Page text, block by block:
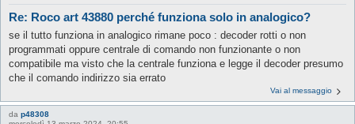
Re: Roco art 43880 perché funziona solo in analogico?
se il tutto funziona in analogico rimane poco : decoder rotti o non
programmati oppure centrale di comando non funzionante o non
compatibile ma visto che la centrale funziona e legge il decoder presumo
che il comando indirizzo sia errato
Vai al messaggio
da p48308